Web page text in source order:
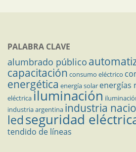
PALABRA CLAVE
alumbrado público
capacitación consumo eléctrico
energética energía solar energías
eléctricailuminación
industria argentina industria
ledseguridad
tendido de líneas